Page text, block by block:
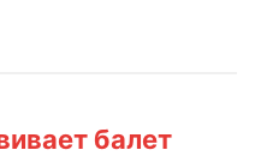
балет